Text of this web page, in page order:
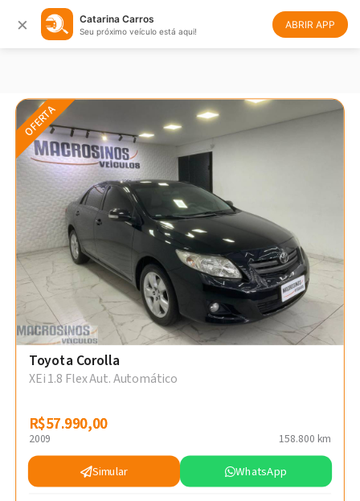
× Catarina Carros
Seu próximo veículo está aqui!
ABRIR APP
Ordenar
OFERTA
Toyota Corolla
XEi 1.8 Flex Aut. Automático
R$57.990,00
R$57.990,00
2009 158.800 km
Simular WhatsApp